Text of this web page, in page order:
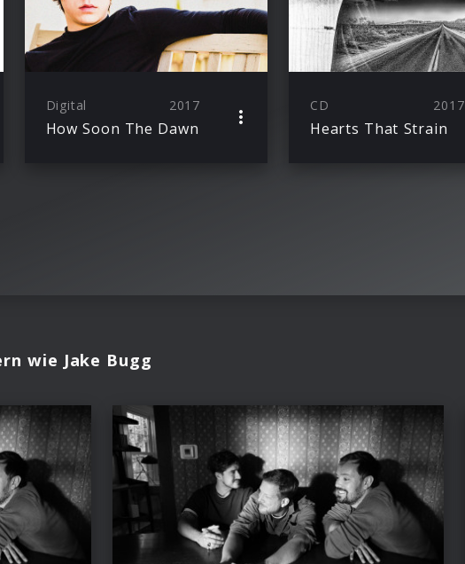
Digital 2017
How Soon The Dawn
CD 2017
Hearts That Strain
wie Jake Bugg